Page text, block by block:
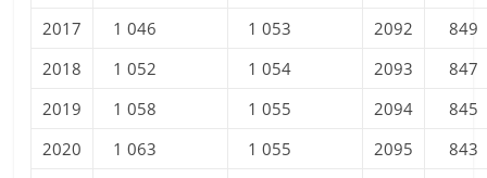
2017
1 046 1 053 2092
849
2018
1 052 1 054 2093
847
2019
1 058 1 055 2094
845
2020
1 063 1 055 2095
843